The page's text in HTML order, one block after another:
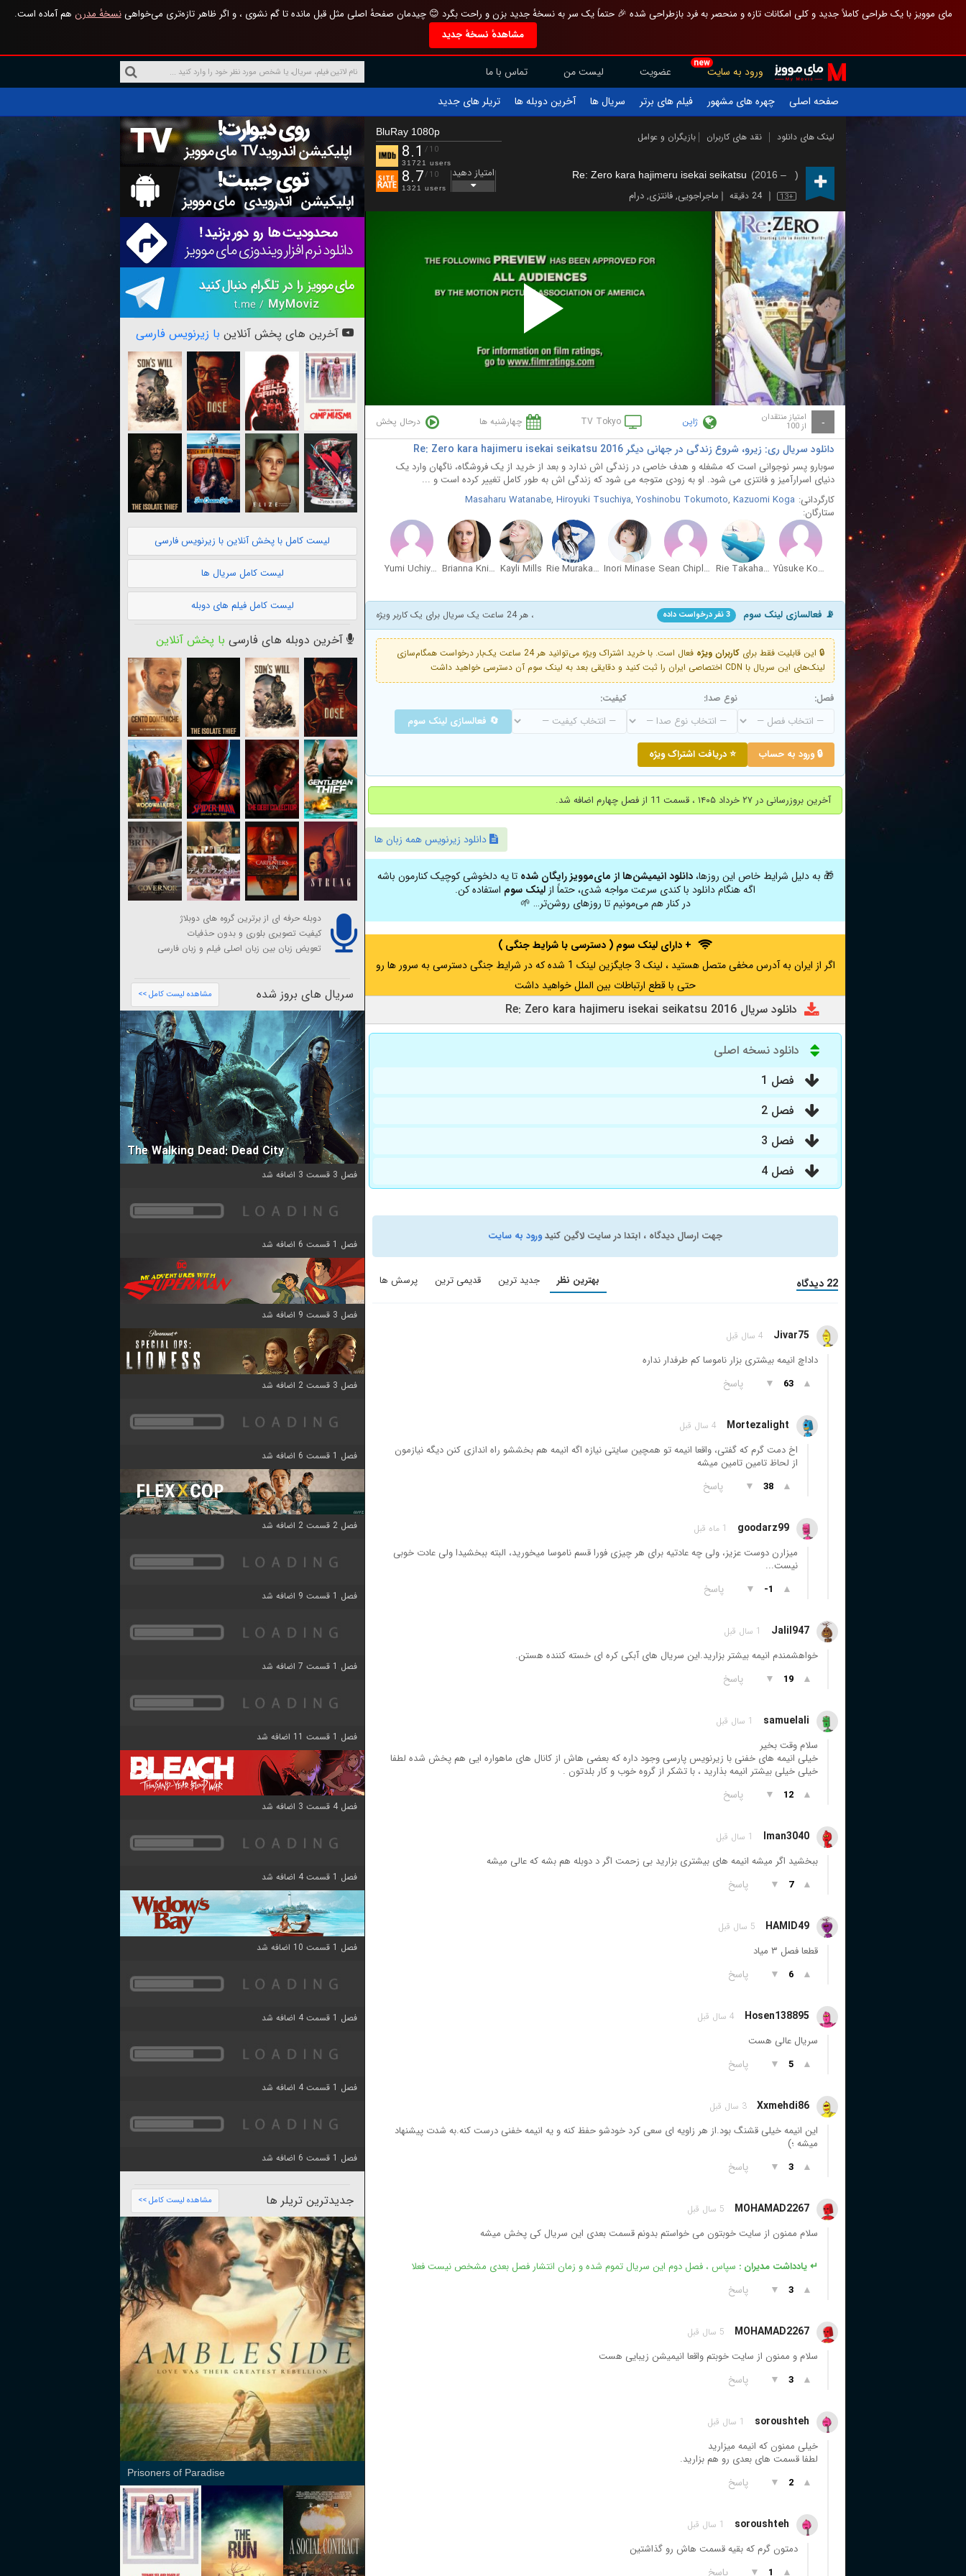
مای موویز با یک طراحی کاملاً جدید و کلی امکانات تازه و منحصر به فرد بازطراحی شده 🎉 حتماً یک سر به نسخهٔ جدید بزن و راحت بگرد 😊 چیدمان صفحهٔ اصلی مثل قبل مانده تا گم نشوی ، و اگر ظاهر تازه‌تری می‌خواهینسخهٔ مدرن هم آماده است.
مشاهدهٔ نسخهٔ جدید
new
ورود به سایت عضویت لیست من
تماس با ما
صفحه اصلی
چهره های مشهور فیلم های برتر سریال ها آخرین دوبله ها تریلر های جدید
لینک های دانلود نقد های کاربران بازیگران و عوامل
Re: Zero kara hajimeru isekai seikatsu (2016 – )
13+ 24 دقیقه ماجراجویی,فانتزی,درام
BluRay 1080p
8.1 /10
31721 users
8.7/10
1321 users
امتیاز دهید
Play
Video
- امتیاز منتقدان
از 100 ژاپن TV Tokyo چهارشنبه ها درحال پخش
دانلود سریال ری: زیرو، شروع زندگی در جهانی دیگر Re: Zero kara hajimeru isekai seikatsu 2016
سوبارو پسر نوجوانی است که مشغله و هدف خاصی در زندگی اش ندارد و بعد از خرید از یک فروشگاه، ناگهان وارد یک
دنیای اسرارآمیز و فانتزی می شود. او به زودی متوجه می ‌شود که زندگی اش به طور کامل تغییر کرده است و ...
کارگردانی:
Masaharu Watanabe, Hiroyuki Tsuchiya, Yoshinobu Tokumoto, Kazuomi Koga
ستارگان:
Yûsuke Kobayashi
Rie Takahashi
Sean Chiplock
Inori Minase
Rie Murakawa
Kayli Mills
Brianna Knickerbocker
Yumi Uchiyama
📡 فعالسازی لینک سوم 3 نفر درخواست داده ، هر 24 ساعت یک سریال برای یک کاربر ویژه
🔒 این قابلیت فقط برای کاربران ویژه
فعال است. با خرید اشتراک ویژه می‌توانید هر 24 ساعت یک‌بار درخواست همگام‌سازی
لینک‌های این سریال با CDN اختصاصی ایران را ثبت کنید و دقایقی بعد به لینک سوم آن دسترسی خواهید داشت
فصل: نوع صدا: کیفیت:
🔄 فعالسازی لینک سوم
🔒 ورود به حساب ⭐ دریافت اشتراک ویژه
آخرین بروزرسانی در ۲۷ خرداد ۱۴۰۵ ، قسمت 11 از فصل چهارم اضافه شد.
دانلود زیرنویس همه زبان ها
🎁 به دلیل شرایط خاص این روزها،دانلود انیمیشن‌ها از مای‌موویز رایگان شده تا یه دلخوشی کوچیک کنارمون باشه
اگه هنگام دانلود با کندی سرعت مواجه شدی، حتماً از لینک سوم استفاده کن.
در کنار هم می‌مونیم تا روزهای روشن‌تر… 🌱
+ دارای لینک سوم ( دسترسی با شرایط جنگی )
اگر از ایران به آدرس مخفی متصل هستید ، لینک 3 جایگزین لینک 1 شده که در شرایط جنگی دسترسی به سرور ها رو
حتی با قطع ارتباطات بین الملل خواهید داشت
دانلود سریال Re: Zero kara hajimeru isekai seikatsu 2016
دانلود نسخه اصلی
فصل 1
فصل 2
فصل 3
فصل 4
جهت ارسال دیدگاه ، ابتدا در سایت لاگین کنیدورود به سایت
22 دیدگاه بهترین نظر جدید ترین قدیمی ترین پرسش ها
Jivar75 4 سال قبل
داداچ انیمه بیشتری بزار ناموسا کم طرفدار نداره
▲
63
▼ پاسخ
Mortezalight 4 سال قبل
اخ دمت گرم که گفتی، واقعا انیمه تو همچین سایتی نیازه اگه انیمه هم بخششو راه اندازی کنن دیگه نیازمون
از لحاظ تامین تامین میشه
▲
38
▼ پاسخ
goodarz99 1 ماه قبل
میزارن دوست عزیز، ولی چه عادتیه برای هر چیزی فورا قسم ناموسا میخورید، البته ببخشیدا ولی عادت خوبی
نیست...
▲
-1
▼ پاسخ
Jalil947 1 سال قبل
خواهشمندم انیمه بیشتر بزارید.این سریال های آبکی کره ای خسته کننده هستن.
▲
19
▼ پاسخ
samuelali 1 سال قبل
سلام وقت بخیر
خیلی انیمه های خفنی با زیرنویس پارسی وجود داره که بعضی هاش از کانال های ماهواره ایی هم پخش شده لطفا
خیلی خیلی بیشتر انیمه بذارید ، با تشکر از گروه خوب و کار بلدتون .
▲
12
▼ پاسخ
Iman3040 1 سال قبل
ببخشید اگر میشه انیمه های بیشتری بزارید بی زحمت اگر د دوبله هم بشه که عالی میشه
▲
7
▼ پاسخ
HAMID49 5 سال قبل
قطعا فصل ۳ میاد
▲
6
▼ پاسخ
Hosen138895 4 سال قبل
سریال عالی هست
▲
5
▼ پاسخ
Xxmehdi86 3 سال قبل
این انیمه خیلی قشنگ بود.از هر زاویه ای سعی کرد خودشو حفظ کنه و یه انیمه خفنی درست کنه.به شدت پیشنهاد
میشه ؛)
▲
3
▼ پاسخ
MOHAMAD2267 5 سال قبل
سلام ممنون از سایت خوبتون می خواستم بدونم قسمت بعدی این سریال کی پخش میشه
↵ یادداشت مدیران : سپاس ، فصل دوم این سریال تموم شده و زمان انتشار فصل بعدی مشخص نیست فعلا
▲
3
▼ پاسخ
MOHAMAD2267 5 سال قبل
سلام و ممنون از سایت خوبتم واقعا انیمیشن زیبایی هست
▲
3
▼ پاسخ
soroushteh 1 سال قبل
خیلی ممنون که انیمه میزارید
لطفا قسمت های بعدی رو هم بزارید.
▲
2
▼ پاسخ
soroushteh 1 سال قبل
دمتون گرم که بقیه قسمت هاش رو گذاشتین
▲
1
▼ پاسخ
آخرین های پخش آنلاین با زیرنویس فارسی
لیست کامل با پخش آنلاین با زیرنویس فارسی
لیست کامل سریال ها
لیست کامل فیلم های دوبله
آخرین دوبله های فارسی با پخش آنلاین
دوبله حرفه ای از برترین گروه های دوبلاژ
کیفیت تصویری بلوری و بدون حذفیات
تعویض زبان بین زبان اصلی فیلم و زبان فارسی
سریال های بروز شده مشاهده لیست کامل >>
The Walking Dead: Dead City
فصل 3 قسمت 3 اضافه شد
فصل 1 قسمت 6 اضافه شد
فصل 3 قسمت 9 اضافه شد
فصل 3 قسمت 2 اضافه شد
فصل 1 قسمت 6 اضافه شد
فصل 2 قسمت 2 اضافه شد
فصل 1 قسمت 9 اضافه شد
فصل 1 قسمت 7 اضافه شد
فصل 1 قسمت 11 اضافه شد
فصل 4 قسمت 3 اضافه شد
فصل 1 قسمت 4 اضافه شد
فصل 1 قسمت 10 اضافه شد
فصل 1 قسمت 4 اضافه شد
فصل 1 قسمت 4 اضافه شد
فصل 1 قسمت 6 اضافه شد
جدیدترین تریلر ها مشاهده لیست کامل >>
Prisoners of Paradise